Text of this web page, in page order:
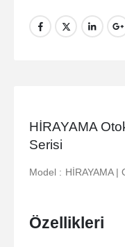
HİRAYAMA
Serisi
Model : HİRAYAMA |
Özellikleri